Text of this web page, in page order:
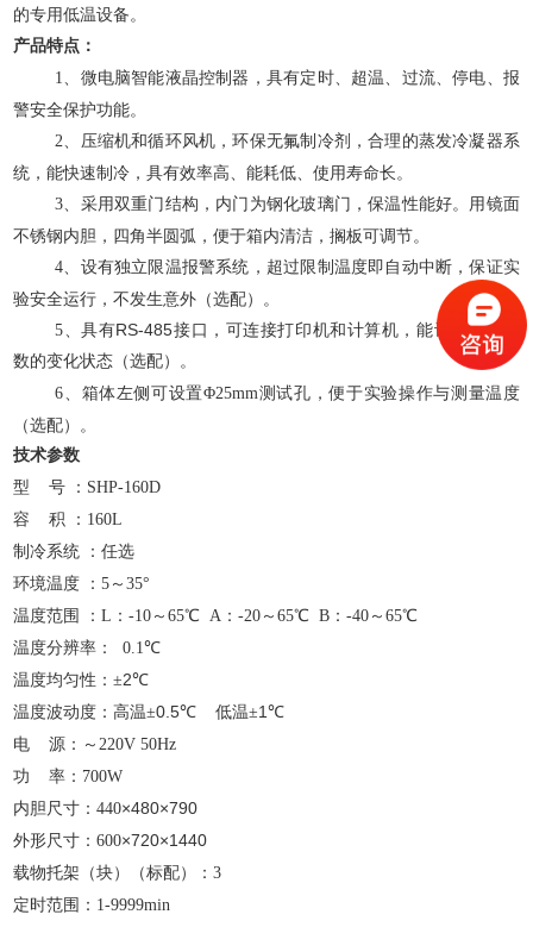
的专用低温设备。
产品特点：
1
、微电脑智能液晶控制器，具有定时、超温、过流、停电、报
警安全保护功能。
2
、压缩机和循环风机，环保无氟制冷剂，合理的蒸发冷凝器系
统，能快速制冷，具有效率高、能耗低、使用寿命长。
3 、采用双重门结构，内门为钢化玻璃门，保温性能好。用镜面
不锈钢内胆，四角半圆弧，便于箱内清洁，搁板可调节。
4 、设有独立限温报警系统，超过限制温度即自动中断，保证实
验安全运行，不发生意外（选配）。
5 、具有RS-485接口，可连接打印机和计算机，能记录温度参
数的变化状态（选配）。
6 、箱体左侧可设置Φ25mm测试孔，便于实验操作与测量温度
（选配）。
技术参数
型 号 ： SHP-160D
容 积 ： 160L
制冷系统
：任选
环境温度
：5～35°
温度范围 ：L：-10～65℃ A：-20～65℃ B：-40～65℃
温度分辨率： 0.1℃
温度均匀性：±2℃
温度波动度：高温±0.5℃低温±1℃
电 源：～ 220V 50Hz
功 率： 700W
内胆尺寸：440×480×790
外形尺寸：600×720×1440
载物托架（块）（标配）：3
定时范围： 1-9999min